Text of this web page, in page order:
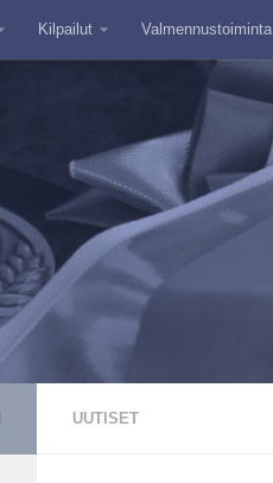
Kilpailut Valmennustoiminta
UUTISET